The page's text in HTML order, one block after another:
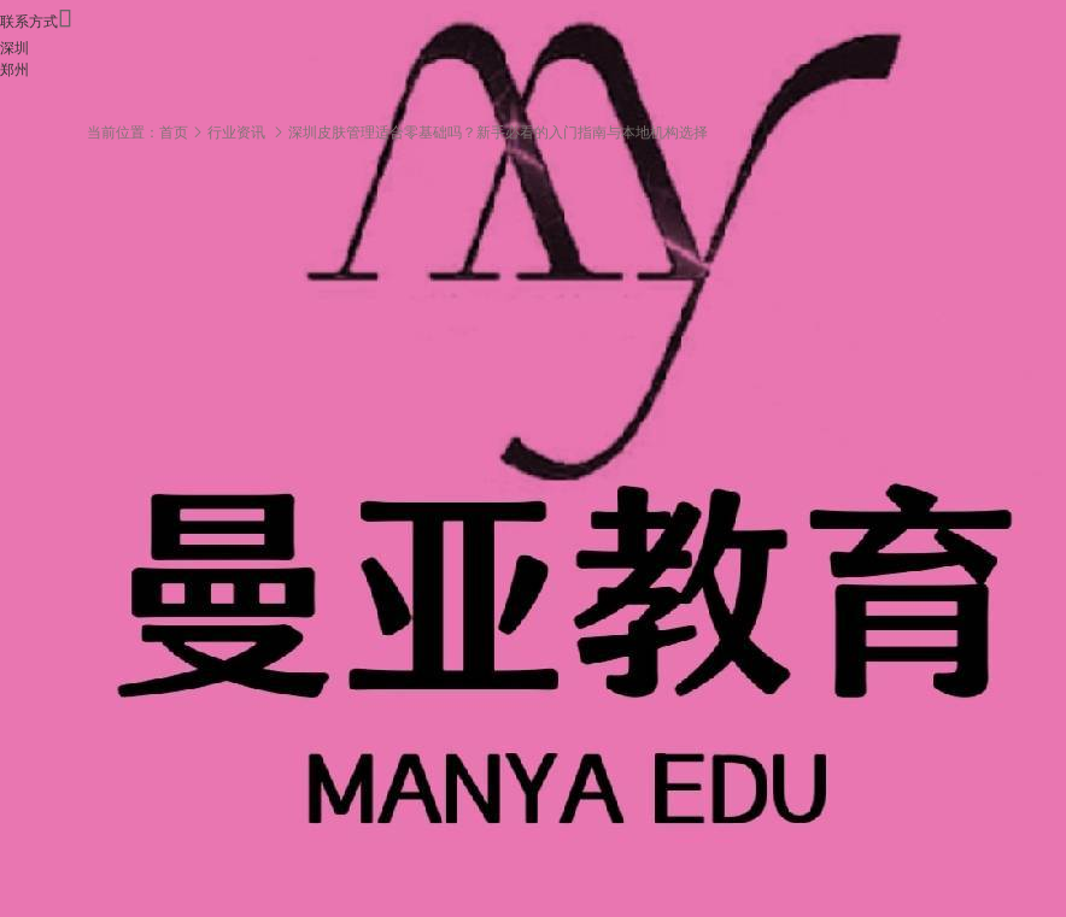
联系方式
深圳
郑州
当前位置： 首页 行业资讯 深圳皮肤管理适合零基础吗？新手必看的入门指南与本地机构选择
深圳皮肤管理适合零基础吗？新手必看的入门指南与
本地机构选择
深圳皮肤管理适合零基础吗？答案是肯定的。对新手来说，皮肤管理的核心是从基础护理入手，逐步掌握技
巧，即使没有经验也能慢慢上手。皮肤管理并非一蹴而就，而是一个长期的过程。首先，要了解自己的肤
质，是干性、油性、中性还是混合性？不同的肤质需要不同的护理方法。干性皮肤需要注重保湿，选择滋润
型的护肤品；油性皮肤则要注意清洁和控油，避免使用过于油腻的产品；混合性皮肤需要分区护理，T区控
油，两颊保湿。新手只需先搞清楚自己的肤质，就能找到适合的基础护理方向。
零基础学皮肤管理，第一步该做什么？其实最重要的是掌握“清洁+保湿”这两个基础环节。皮肤管理的基础步
的基本问题，如皮肤干燥，暗黄，粗糙，皱纹等。其中，皮肤洁净是皮肤管理的第一步，也是最重要的一
步。皮肤洁净不仅能去除皮肤表面的污垢，还可以清理皮肤毛孔内的油脂和污垢，使皮肤保持清洁，提高皮
肤的透明感和光泽度，同时也能有效防止皮肤问题的产生。新手可以从选择温和的洁面产品开始，每天做好